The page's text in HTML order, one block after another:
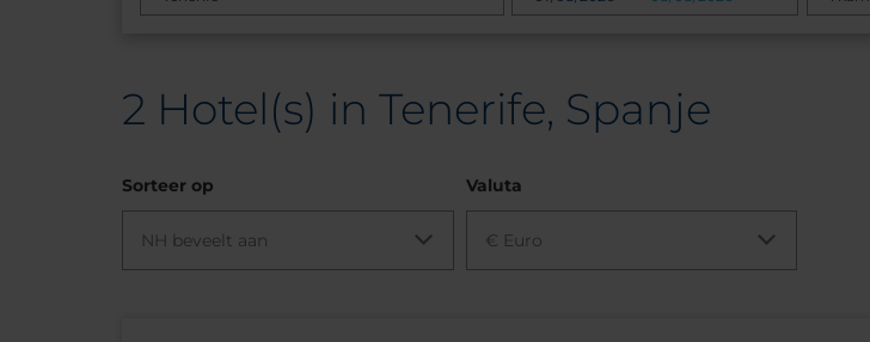
2 Hotel(s) in Tenerife, Spanje
Sorteer op
NH beveelt aan
Valuta
€ Euro